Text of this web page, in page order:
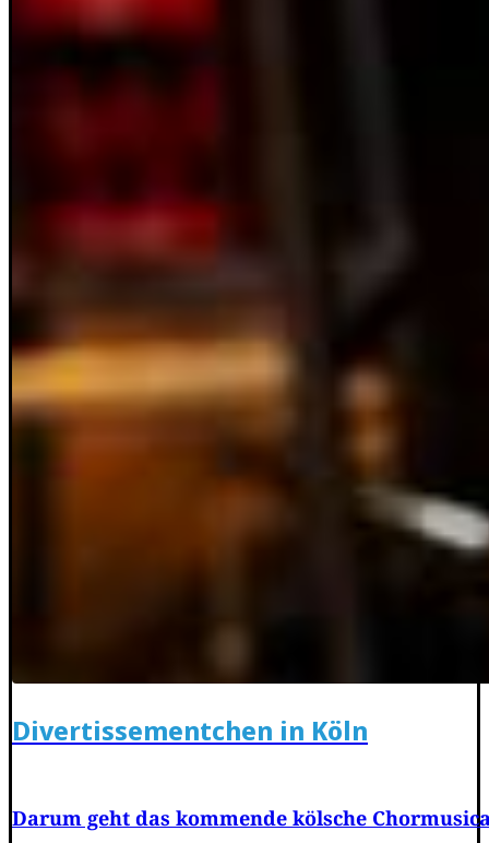
Divertissementchen in Köln
Darum geht das kommende kölsche